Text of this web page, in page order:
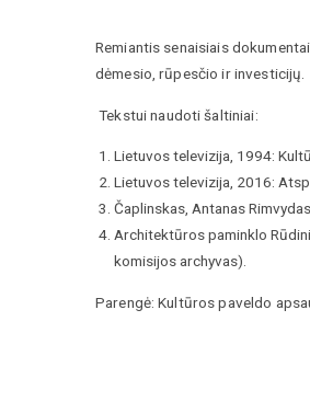
Remiantis senaisiais
dėmesio, rūpesčio ir investicijų.
Tekstui naudoti šaltiniai:
Lietuvos televizija, 1994:
Lietuvos televizija, 2016:
Čaplinskas, Antanas
Architektūros paminklo
komisijos archyvas).
Parengė: Kultūros paveldo